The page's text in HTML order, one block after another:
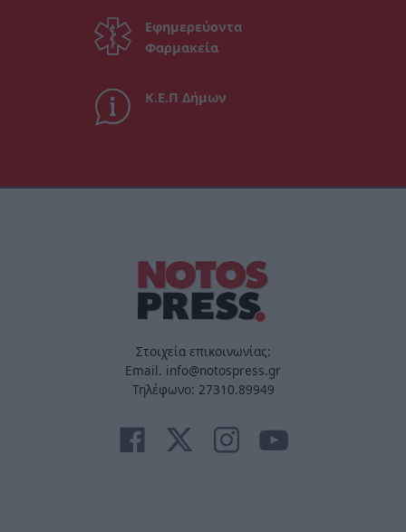
Εφημερεύοντα
Φαρμακεία
Κ.Ε.Π Δήμων
Στοιχεία επικοινωνίας:
Email. info@notospress.gr
Τηλέφωνο: 27310.89949